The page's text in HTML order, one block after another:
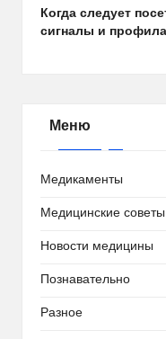
Когда следует
сигналы и
Меню
Медикаменты
Медицинские советы
Новости медицины
Познавательно
Разное